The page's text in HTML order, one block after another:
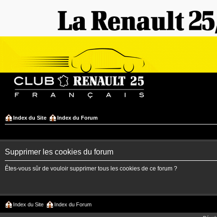
Index du Site Index du Forum
Supprimer les cookies du forum
Êtes-vous sûr de vouloir supprimer tous les cookies de ce forum ?
Index du Site Index du Forum